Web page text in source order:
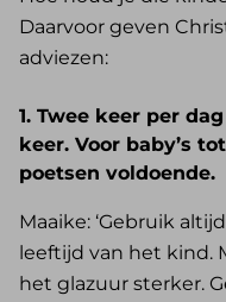
Daarvoor geven
adviezen:
1. Twee keer per
keer. Voor baby’s
poetsen voldoende.
Maaike: ‘Gebruik
leeftijd van het kind.
het glazuur sterker.